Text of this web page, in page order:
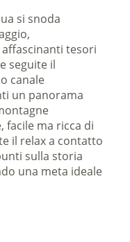
si snoda
tesori
seguite il
canale
un panorama
facile ma ricca di
il relax a contatto
sulla storia
una meta ideale